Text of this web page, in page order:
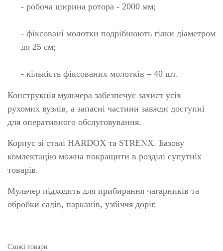
- робоча ширина ротора - 2000 мм;
- фіксовані молотки подрібнюють гілки діаметром
до 25 см;
- кількість фіксованих молотків – 40 шт.
Конструкція мульчера забезпечує захист усіх
рухомих вузлів, а запасні частини завжди доступні
для оперативного обслуговування.
Корпус зі сталі HARDOX та STRENX. Базову
комлектацію можна покращити в розділі супутніх
товарів.
Мульчер підходить для прибирання чагарників та
обробки садів, парканів, узбіччя доріг.
Схожі товари